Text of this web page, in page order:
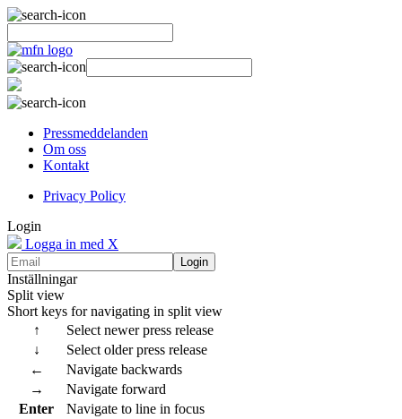
Pressmeddelanden
Om oss
Kontakt
Privacy Policy
Login
Logga in med X
Login
Inställningar
Split view
Short keys for navigating in split view
↑
Select newer press release
↓
Select older press release
←
Navigate backwards
→
Navigate forward
Enter
Navigate to line in focus